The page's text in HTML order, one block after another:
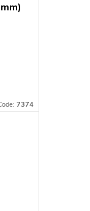
7374